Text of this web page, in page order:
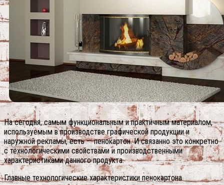
На сегодня, самым функциональным и практичным материалом,
используемым в производстве графической продукции и
наружной рекламы, есть — пенокартон. И связанно это конкретно
с технологическими свойствами и производственными
характеристиками данного продукта.
Главные технологические характеристики пенокартона